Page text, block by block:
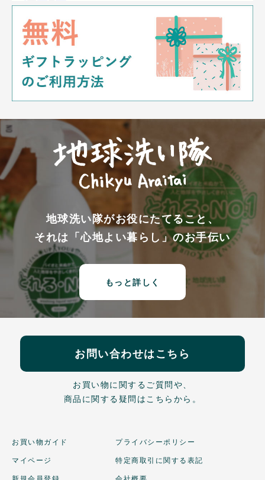
地球洗い隊がお役にたてること、
それは「心地よい暮らし」のお手伝い
もっと詳しく
お問い合わせはこちら
お買い物に関するご質問や、
商品に関する疑問はこちらから。
お買い物ガイド
マイページ
プライバシーポリシー
特定商取引に関する表記